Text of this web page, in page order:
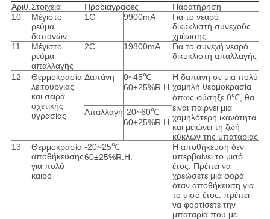
Αριθ.Στοιχεία Προδιαγραφές
Παρατήρηση
10
Μέγιστο
ρεύμα
δαπανών
1C 9900mA
Για το νεαρό
δικυκλιστή συνεχούς
χρέωσης
11
Μέγιστο
ρεύμα
απαλλαγής
2C 19800mA
Για το συνεχή νεαρό
δικυκλιστή απαλλαγής
12
Θερμοκρασία
λειτουργίας
και σειρά
σχετικής
υγρασίας
Δαπάνη
0~45℃
60±25%R.H.
Η δαπάνη σε μια πολύ
χαμηλή θερμοκρασία
όπως φύσηξε 0℃, θα
είναι παίρνει μια
χαμηλότερη ικανότητα
και μειώνει τη ζωή
κύκλων της μπαταρίας
Απαλλαγή-20~60℃
60±25%R.H.
13
Θερμοκρασία
αποθήκευσης
για πολύ
καιρό
-20~25℃
60±25%R.H.
Η αποθήκευση δεν
υπερβαίνει το μισό
έτος. Πρέπει να
χρεώσετε μιά φορά
όταν αποθήκευση για
το μισό έτος. πρέπει
να φορτίσετε την
μπαταρία που με